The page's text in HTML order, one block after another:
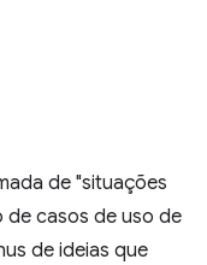
de "situações
de casos de uso de
de ideias que